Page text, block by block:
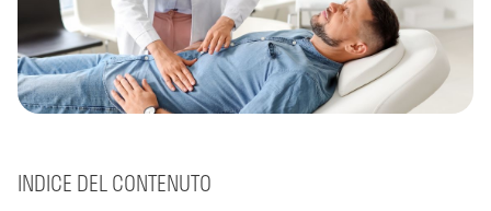
INDICE DEL CONTENUTO